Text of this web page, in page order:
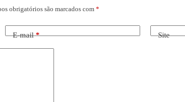
obrigatórios são marcados com *
E-mail* Site